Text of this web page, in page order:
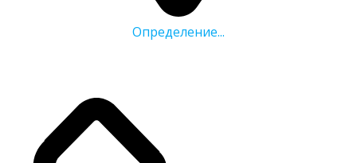
Определение...